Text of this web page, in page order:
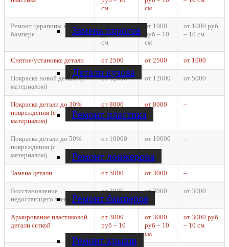
Замена порогов
Детали кузова
Ремонт пластика
Ремонт лонжерона
Ремонт бамперов
Ремонт крыши
см
см
Ремонт царапины на
бампере
руб – 10
см
от 1000
руб – 10
см
от 1000 руб
– 10 см
Снятие/установка детали от 2500 от 2500 от 1000
Покраска новой детали (с
материалом)
от 12000 от 12000 от 5000
Покраска детали до 30%
повреждения (с
материалом)
от 8000 от 8000 –
Покраска детали до 50%
повреждения (с
материалом)
от 10000 от 10000 –
Замена детали от 5000 от 3000 –
Восстановление
недостающего элемента
от 3000 от 3000 от 3000
Армирование пластиковой
детали сеткой
от 3000
руб – 10
см
от 3000
руб – 10
см
от 3000 руб
– 10 см